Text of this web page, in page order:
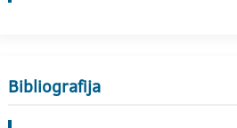
Bibliografija